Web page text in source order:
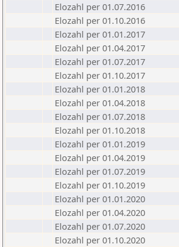
Elozahl per 01.07.2016
Elozahl per 01.10.2016
Elozahl per 01.01.2017
Elozahl per 01.04.2017
Elozahl per 01.07.2017
Elozahl per 01.10.2017
Elozahl per 01.01.2018
Elozahl per 01.04.2018
Elozahl per 01.07.2018
Elozahl per 01.10.2018
Elozahl per 01.01.2019
Elozahl per 01.04.2019
Elozahl per 01.07.2019
Elozahl per 01.10.2019
Elozahl per 01.01.2020
Elozahl per 01.04.2020
Elozahl per 01.07.2020
Elozahl per 01.10.2020